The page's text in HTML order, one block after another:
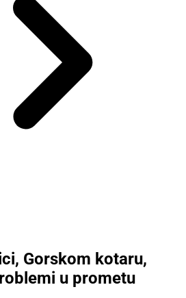
Gorskom kotaru,
u prometu